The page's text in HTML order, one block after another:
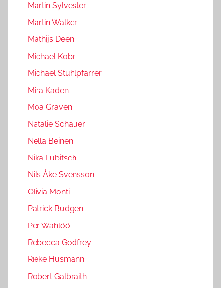
Martin Sylvester
Martin Walker
Mathijs Deen
Michael Kobr
Michael Stuhlpfarrer
Mira Kaden
Moa Graven
Natalie Schauer
Nella Beinen
Nika Lubitsch
Nils Åke Svensson
Olivia Monti
Patrick Budgen
Per Wahlöö
Rebecca Godfrey
Rieke Husmann
Robert Galbraith